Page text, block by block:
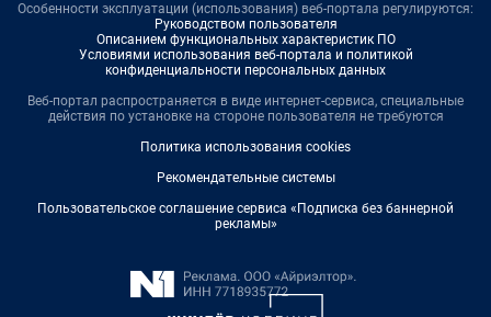
Особенности эксплуатации (использования) веб-портала регулируются:
Руководством пользователя
Описанием функциональных характеристик ПО
Условиями использования веб-портала и политикой
конфиденциальности персональных данных
Веб-портал распространяется в виде интернет-сервиса, специальные
действия по установке на стороне пользователя не требуются
Политика использования cookies
Рекомендательные системы
Пользовательское соглашение сервиса «Подписка без баннерной
рекламы»